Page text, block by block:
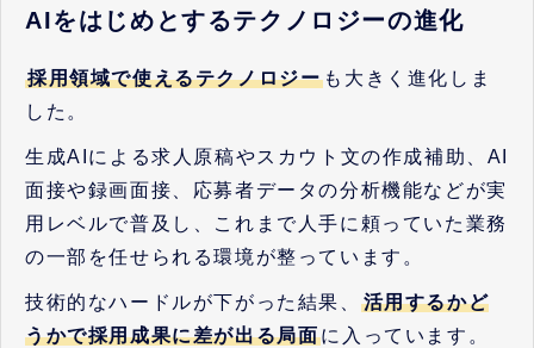
AIをはじめとするテクノロジーの進化
採用領域で使えるテクノロジー も大きく進化しま
した。
生成AIによる求人原稿やスカウト文の作成補助、AI
面接や録画面接、応募者データの分析機能などが実
用レベルで普及し、これまで人手に頼っていた業務
の一部を任せられる環境が整っています。
技術的なハードルが下がった結果、
活用するかど
うかで採用成果に差が出る局面に入っています。